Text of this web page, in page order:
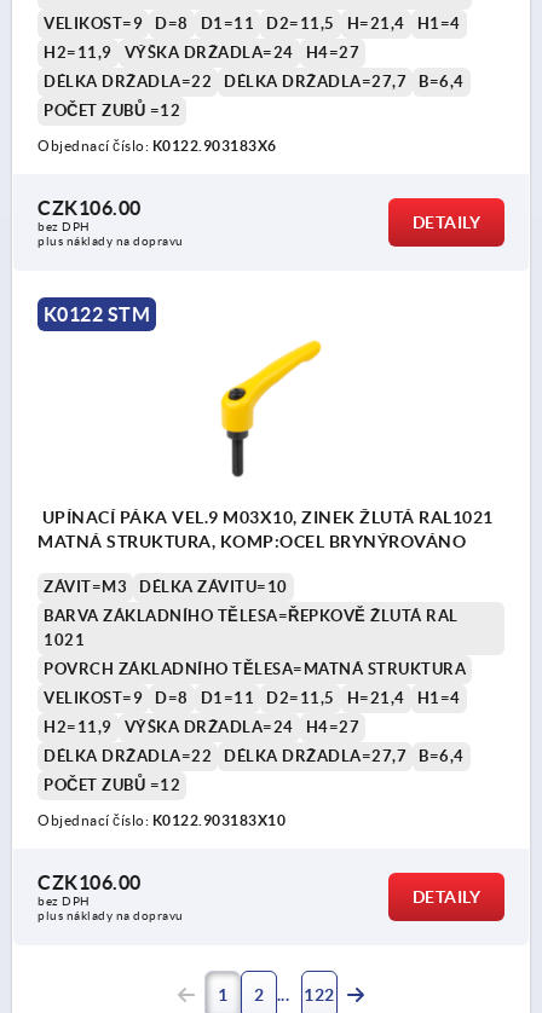
VELIKOST=9
D=8 D1=11 D2=11,5 H=21,4
H1=4
H2=11,9
VÝŠKA DRŽADLA=24
H4=27
DÉLKA DRŽADLA=22
DÉLKA DRŽADLA=27,7
B=6,4
POČET ZUBŮ =12
Objednací číslo: K0122.903183X6
CZK106.00
bez DPH
plus náklady na dopravu
DETAILY
K0122 STM
UPÍNACÍ PÁKA VEL.9 M03X10, ZINEK ŽLUTÁ RAL1021
MATNÁ STRUKTURA, KOMP:OCEL BRYNÝROVÁNO
ZÁVIT=M3
DÉLKA ZÁVITU=10
BARVA ZÁKLADNÍHO TĚLESA=ŘEPKOVĚ ŽLUTÁ RAL
1021
POVRCH ZÁKLADNÍHO TĚLESA=MATNÁ STRUKTURA
VELIKOST=9
D=8 D1=11 D2=11,5 H=21,4
H1=4
H2=11,9
VÝŠKA DRŽADLA=24
H4=27
DÉLKA DRŽADLA=22
DÉLKA DRŽADLA=27,7
B=6,4
POČET ZUBŮ =12
Objednací číslo: K0122.903183X10
CZK106.00
bez DPH
plus náklady na dopravu
DETAILY
1 2 122